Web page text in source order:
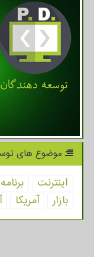
موضوع های
اینترنت برنامه
بازار
آمریكا